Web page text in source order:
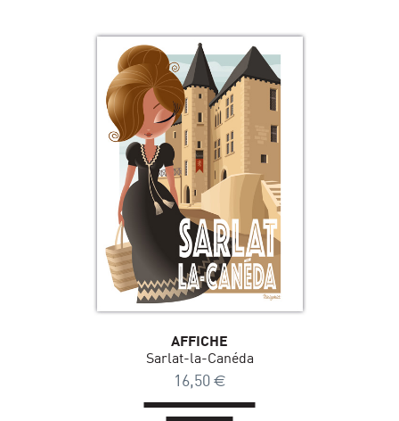
AFFICHE
Sarlat-la-Canéda
16,50 €